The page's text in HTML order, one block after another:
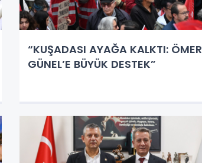
“KUŞADASI AYAĞA KALKTI: ÖMER
GÜNEL’E BÜYÜK DESTEK”